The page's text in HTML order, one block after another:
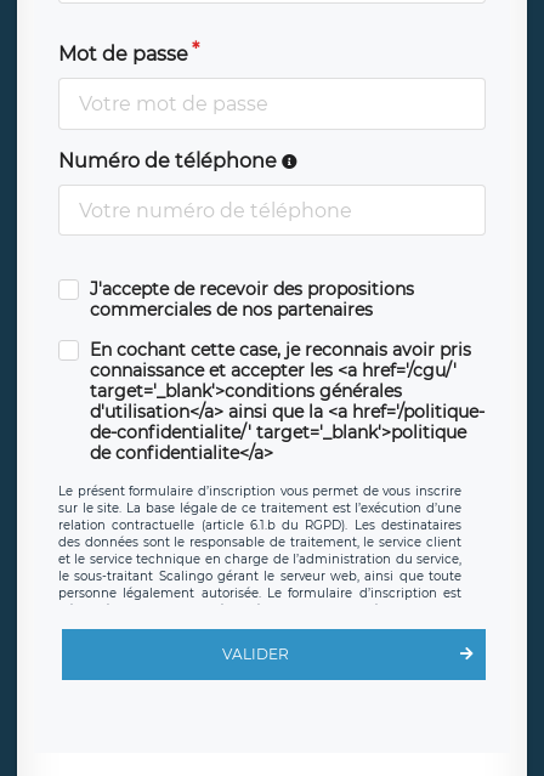
Mot de passe
Numéro de téléphone
J'accepte de recevoir des propositions
commerciales de nos partenaires
En cochant cette case, je reconnais avoir pris
connaissance et accepter les <a href='/cgu/'
target='_blank'>conditions générales
d'utilisation</a> ainsi que la <a href='/politique-
de-confidentialite/' target='_blank'>politique
de confidentialite</a>
Le présent formulaire d’inscription vous permet de vous inscrire
sur le site. La base légale de ce traitement est l’exécution d’une
relation contractuelle (article 6.1.b du RGPD). Les destinataires
des données sont le responsable de traitement, le service client
et le service technique en charge de l’administration du service,
le sous-traitant Scalingo gérant le serveur web, ainsi que toute
personne légalement autorisée. Le formulaire d’inscription est
offrant desclauses de protection conformes au RGPD. Les
en sollicite la suppression, étant entendu que vous pouvez
demander la suppression de vos données et retirer votre
VALIDER